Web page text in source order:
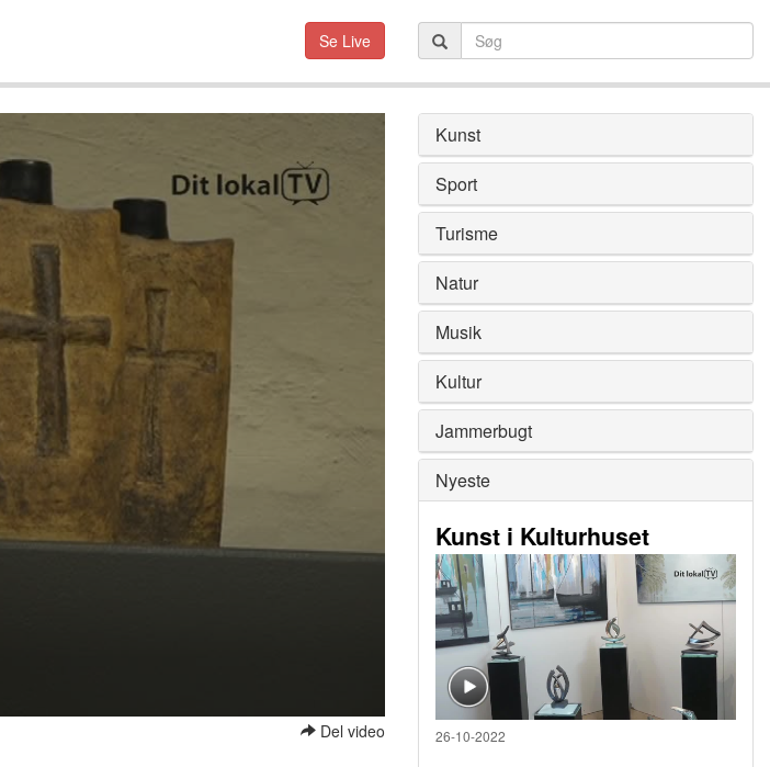
Se Live
Del video
Kunst
Sport
Turisme
Natur
Musik
Kultur
Jammerbugt
Nyeste
Kunst i Kulturhuset
26-10-2022